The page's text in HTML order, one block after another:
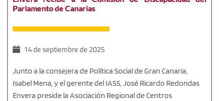
Parlamento de Canarias
14 de septiembre de 2025
Junto a la consejera de Política Social de Gran Canaria,
Isabel Mena, y el gerente del IASS, José Ricardo Redondas
Envera preside la Asociación Regional de Centros